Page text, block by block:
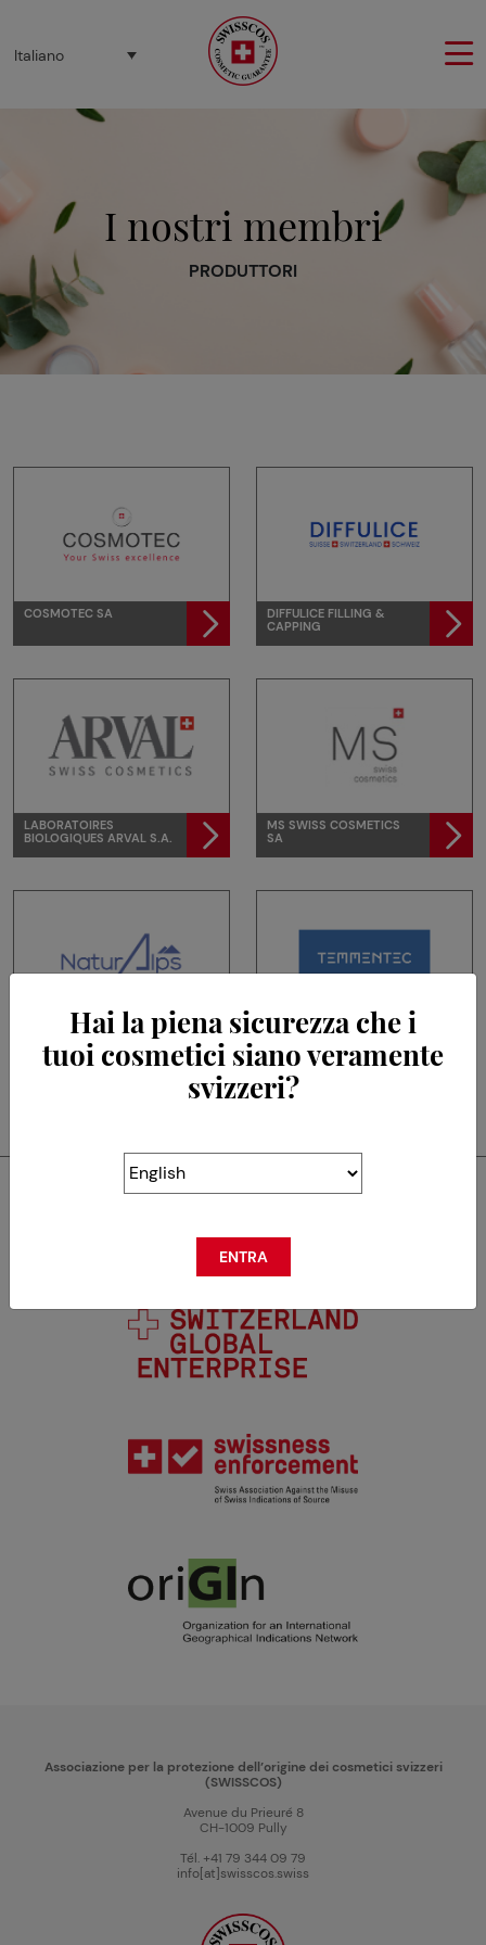
Italiano
I nostri membri
PRODUTTORI
COSMOTEC SA
DIFFULICE FILLING &
CAPPING
LABORATOIRES
BIOLOGIQUES ARVAL S.A.
MS SWISS COSMETICS
SA
NATURALPS SÀRL TEMMENTEC
Swisscos è membro di
Associazione per la protezione dell’origine dei cosmetici svizzeri
(SWISSCOS)
Avenue du Prieuré 8
CH-1009 Pully
Tél. +41 79 344 09 79
info[at]swisscos.swiss
Hai la piena sicurezza che i
tuoi cosmetici siano veramente
svizzeri?
ENTRA
Pannello di gestione dei cookies